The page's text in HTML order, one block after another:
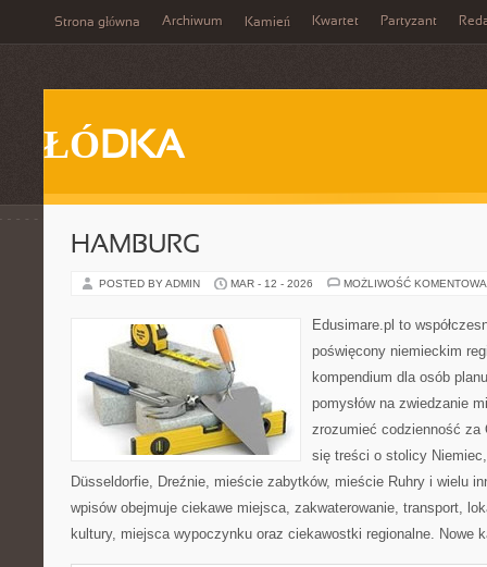
Strona główna Archiwum Kamień Kwartet Partyzant
ŁÓDKA
HAMBURG
POSTED BY ADMIN MAR - 12 - 2026 MOŻLIWOŚĆ
Edusimare.pl to
poświęcony niemieckim
kompendium dla osób
pomysłów na zwiedzanie
zrozumieć codzienność za
się treści o stolicy
Düsseldorfie, Dreźnie, mieście zabytków, mieście Ruhry i wielu
wpisów obejmuje ciekawe miejsca, zakwaterowanie, transport,
kultury, miejsca wypoczynku oraz ciekawostki regionalne. Nowe